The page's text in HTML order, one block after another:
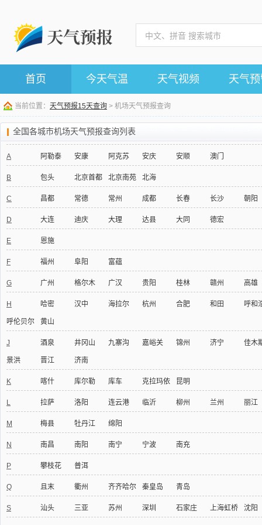
首页 今天气温 天气视频 天气
当前位置： 天气预报15天查询 > 机场天气预报查询
全国各城市机场天气预报查询列表
A 阿勒泰 安康 阿克苏 安庆 安顺 澳门
B 包头 北京首都 北京南苑 北海
C 昌都 常德 常州 成都 长春 长沙 朝阳
D 大连 迪庆 大理 达县 大同 德宏
E 恩施
F 福州 阜阳 富蕴
G 广州 格尔木 广汉 贵阳 桂林 赣州 高雄
H 哈密 汉中 海拉尔 杭州 合肥 和田 呼和
呼伦贝尔 黄山
J 酒泉 井冈山 九寨沟 嘉峪关 锦州 济宁 佳木
景洪 晋江 济南
K 喀什 库尔勒 库车 克拉玛依 昆明
L 拉萨 洛阳 连云港 临沂 柳州 兰州 丽江
M 梅县 牡丹江 绵阳
N 南昌 南阳 南宁 宁波 南充
P 攀枝花 普洱
Q 且末 衢州 齐齐哈尔 秦皇岛 青岛
S 汕头 三亚 苏州 深圳 石家庄 上海虹桥 沈阳